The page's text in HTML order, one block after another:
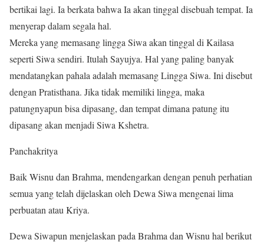
bertikai lagi. Ia berkata bahwa Ia akan tinggal disebuah tempat. Ia
menyerap dalam segala hal.
Mereka yang memasang lingga Siwa akan tinggal di Kailasa
seperti Siwa sendiri. Itulah Sayujya. Hal yang paling banyak
mendatangkan pahala adalah memasang Lingga Siwa. Ini disebut
dengan Pratisthana. Jika tidak memiliki lingga, maka
patungnyapun bisa dipasang, dan tempat dimana patung itu
dipasang akan menjadi Siwa Kshetra.
Panchakritya
Baik Wisnu dan Brahma, mendengarkan dengan penuh perhatian
semua yang telah dijelaskan oleh Dewa Siwa mengenai lima
perbuatan atau Kriya.
Dewa Siwapun menjelaskan pada Brahma dan Wisnu hal berikut